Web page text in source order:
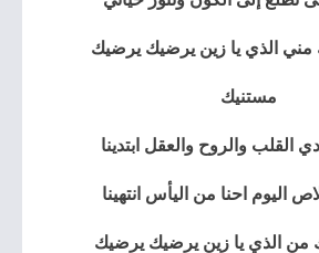
الذي يا زين يرضيك يرضيك
مستنيك
القلب والروح والعقل ابتدينا
اليوم احنا من اليأس انتهينا
من الذي يا زين يرضيك يرضيك